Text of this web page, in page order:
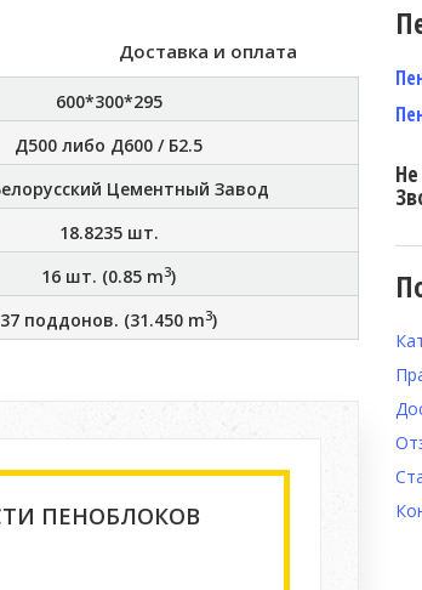
Доставка и оплата
600*300*295
Д500 либо Д600 / Б2.5
Цементный Завод
18.8235шт.
16 шт. (0.85 m3)
37 поддонов. (31.450 m3)
ПЕНОБЛОКОВ